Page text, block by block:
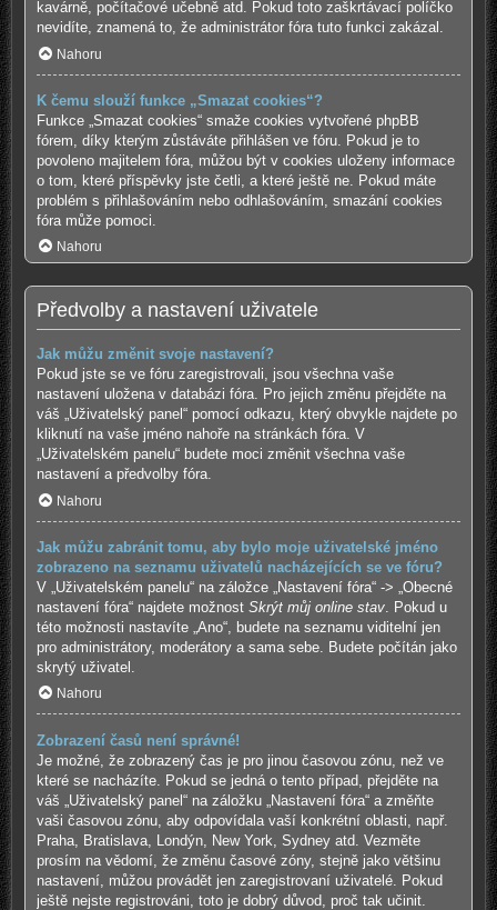
kavárně, počítačové učebně atd. Pokud toto zaškrtávací políčko
nevidíte, znamená to, že administrátor fóra tuto funkci zakázal.
Nahoru
K čemu slouží funkce „Smazat cookies“?
Funkce „Smazat cookies“ smaže cookies vytvořené phpBB
fórem, díky kterým zůstáváte přihlášen ve fóru. Pokud je to
povoleno majitelem fóra, můžou být v cookies uloženy informace
o tom, které příspěvky jste četli, a které ještě ne. Pokud máte
problém s přihlašováním nebo odhlašováním, smazání cookies
fóra může pomoci.
Nahoru
Předvolby a nastavení uživatele
Jak můžu změnit svoje nastavení?
Pokud jste se ve fóru zaregistrovali, jsou všechna vaše
nastavení uložena v databázi fóra. Pro jejich změnu přejděte na
váš „Uživatelský panel“ pomocí odkazu, který obvykle najdete po
kliknutí na vaše jméno nahoře na stránkách fóra. V
„Uživatelském panelu“ budete moci změnit všechna vaše
nastavení a předvolby fóra.
Nahoru
Jak můžu zabránit tomu, aby bylo moje uživatelské jméno
zobrazeno na seznamu uživatelů nacházejících se ve fóru?
V „Uživatelském panelu“ na záložce „Nastavení fóra“ -> „Obecné
nastavení fóra“ najdete možnost Skrýt můj online stav. Pokud u
této možnosti nastavíte „Ano“, budete na seznamu viditelní jen
pro administrátory, moderátory a sama sebe. Budete počítán jako
skrytý uživatel.
Nahoru
Zobrazení časů není správné!
Je možné, že zobrazený čas je pro jinou časovou zónu, než ve
které se nacházíte. Pokud se jedná o tento případ, přejděte na
váš „Uživatelský panel“ na záložku „Nastavení fóra“ a změňte
vaši časovou zónu, aby odpovídala vaší konkrétní oblasti, např.
Praha, Bratislava, Londýn, New York, Sydney atd. Vezměte
prosím na vědomí, že změnu časové zóny, stejně jako většinu
nastavení, můžou provádět jen zaregistrovaní uživatelé. Pokud
ještě nejste registrováni, toto je dobrý důvod, proč tak učinit.